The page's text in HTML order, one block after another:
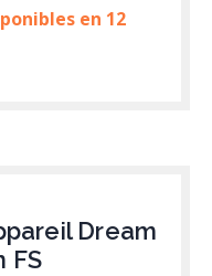
en 12
Dream
FS